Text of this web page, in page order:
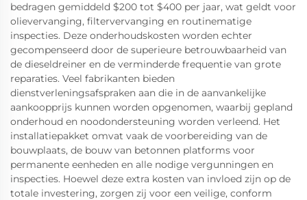
bedragen gemiddeld $200 tot $400 per jaar, wat geldt voor
olievervanging, filtervervanging en routinematige
inspecties. Deze onderhoudskosten worden echter
gecompenseerd door de superieure betrouwbaarheid van
de dieseldreiner en de verminderde frequentie van grote
reparaties. Veel fabrikanten bieden
dienstverleningsafspraken aan die in de aanvankelijke
aankoopprijs kunnen worden opgenomen, waarbij gepland
onderhoud en noodondersteuning worden verleend. Het
installatiepakket omvat vaak de voorbereiding van de
bouwplaats, de bouw van betonnen platforms voor
permanente eenheden en alle nodige vergunningen en
inspecties. Hoewel deze extra kosten van invloed zijn op de
totale investering, zorgen zij voor een veilige, conform